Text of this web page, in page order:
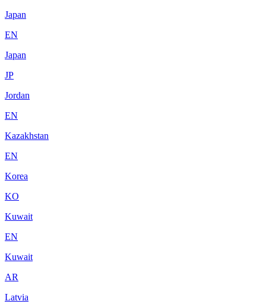
Japan
EN
Japan
JP
Jordan
EN
Kazakhstan
EN
Korea
KO
Kuwait
EN
Kuwait
AR
Latvia